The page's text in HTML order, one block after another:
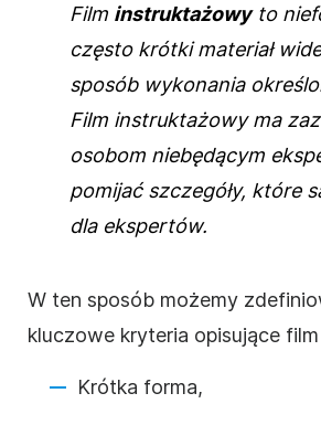
Film instruktażowyto
często krótki materiał
sposób wykonania
Film instruktażowyma
osobom niebędącym
pomijać szczegóły, które
dla ekspertów.
W ten sposób możemy
kluczowe kryteria opisujące film
Krótka forma,